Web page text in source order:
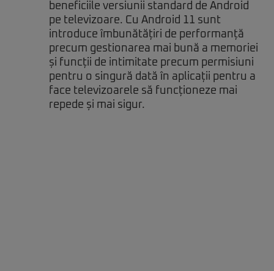
beneficiile versiunii standard de Android
pe televizoare. Cu Android 11 sunt
introduce îmbunătățiri de performanță
precum gestionarea mai bună a memoriei
și funcții de intimitate precum permisiuni
pentru o singură dată în aplicații pentru a
face televizoarele să funcționeze mai
repede și mai sigur.